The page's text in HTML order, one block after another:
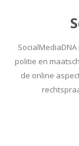
politie en
de online